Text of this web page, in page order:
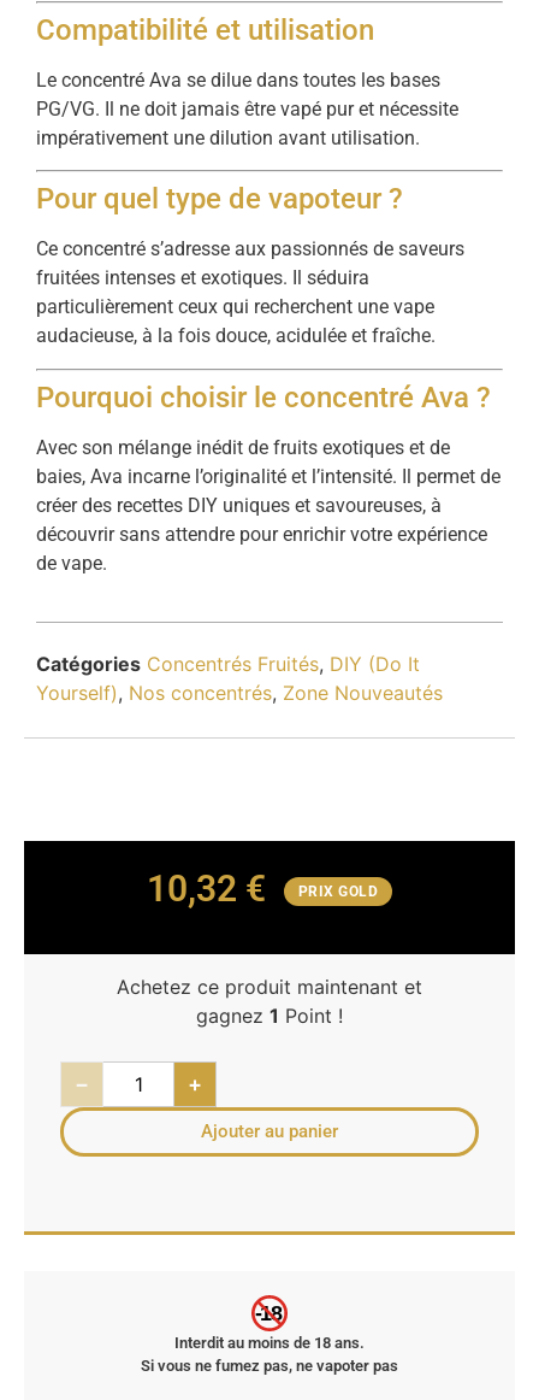
Compatibilité et utilisation
Le concentré Ava se dilue dans toutes les bases
PG/VG. Il ne doit jamais être vapé pur et nécessite
impérativement une dilution avant utilisation.
Pour quel type de vapoteur ?
Ce concentré s’adresse aux passionnés de saveurs
fruitées intenses et exotiques. Il séduira
particulièrement ceux qui recherchent une vape
audacieuse, à la fois douce, acidulée et fraîche.
Pourquoi choisir le concentré Ava ?
Avec son mélange inédit de fruits exotiques et de
baies, Ava incarne l’originalité et l’intensité. Il permet de
créer des recettes DIY uniques et savoureuses, à
découvrir sans attendre pour enrichir votre expérience
de vape.
Catégories Concentrés Fruités, DIY (Do It
Yourself), Nos concentrés, Zone Nouveautés
10,32 € PRIX GOLD
Achetez ce produit maintenant et
gagnez 1 Point !
− +
Ajouter au panier
-18
Interdit au moins de 18 ans.
Si vous ne fumez pas, ne vapoter pas